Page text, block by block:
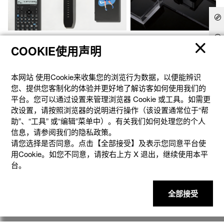
产品
COOKIE使用声明
本网站 使⽤Cookie来收集您的浏览⾏为数据，以便能辨识
您、提供您客制化的体验并更好地了解访客如何使⽤我们的
平台。您可以通过设置来管理浏览器 Cookie 或⼯具。如需更
改设置，请按照浏览器的说明进⾏操作（该设置通常位于“帮
助”、“⼯具” 或“编辑”菜单中）。有关我们如何处理您的个⼈
信息，请参阅我们的隐私政策。
请您选择是否同意。点击【全部接受】及表示您同意平台使
用Cookie。如您不同意，请按右上⽅ X 退出，继续使⽤本平
台。
全部接受